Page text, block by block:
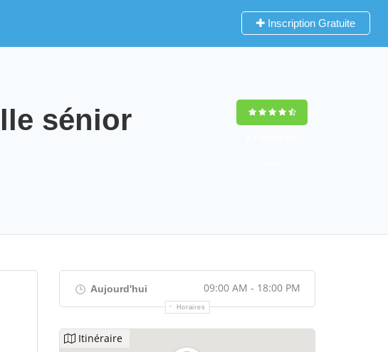
Inscription Gratuite
sénior
Aujourd'hui 09:00 AM - 18:00 PM
Horaires
Itinéraire